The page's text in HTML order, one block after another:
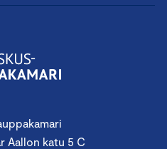
Aallon katu 5 C